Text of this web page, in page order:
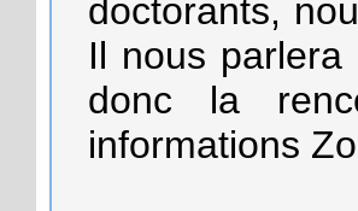
doctorants,
Il nous
donc la
informations